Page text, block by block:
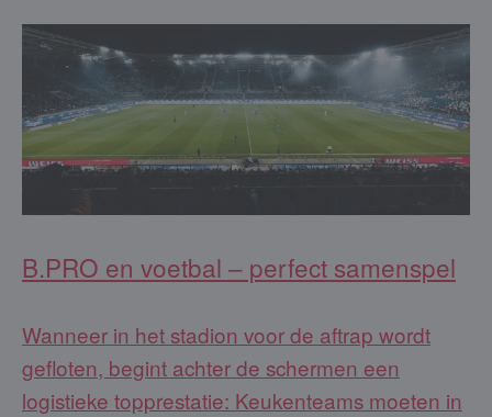
B.PRO en voetbal – perfect samenspel
Wanneer in het stadion voor de aftrap wordt
gefloten, begint achter de schermen een
logistieke topprestatie: Keukenteams moeten in